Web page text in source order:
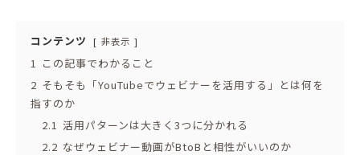
コンテンツ 非表示
1 この記事でわかること
2 そもそも「YouTubeでウェビナーを活用する」とは何を
指すのか
2.1 活用パターンは大きく3つに分かれる
2.2 なぜウェビナー動画がBtoBと相性がいいのか